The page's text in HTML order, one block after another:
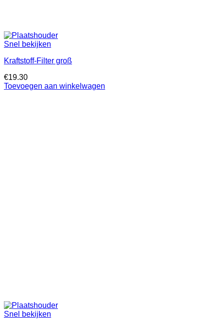
Snel bekijken
Kraftstoff-Filter groß
€19.30
Toevoegen aan winkelwagen
Snel bekijken